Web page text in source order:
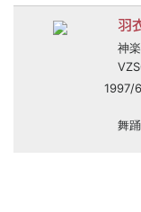
羽
神
1997/
舞